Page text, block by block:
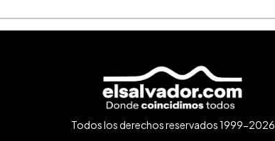
Todos los derechos reservados 1999-2026